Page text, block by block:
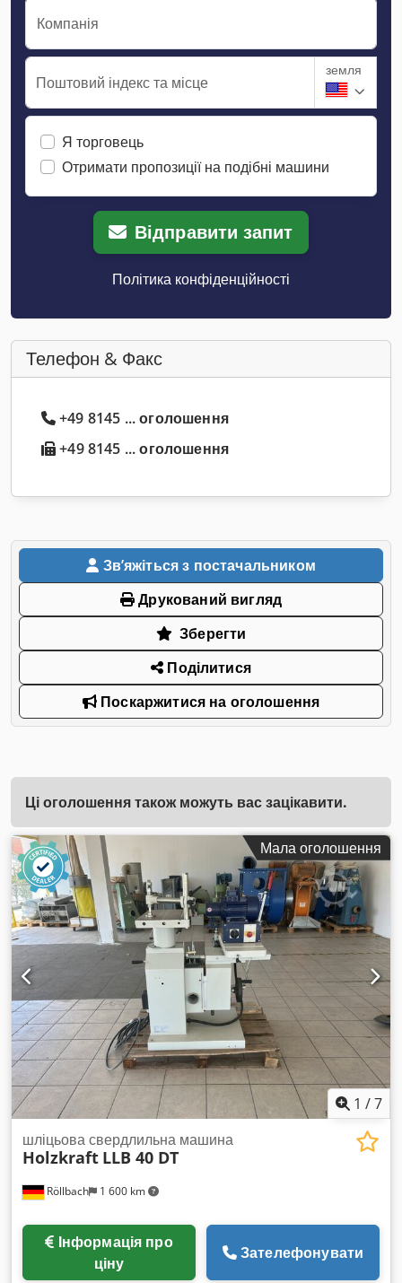
Компанія
Поштовий індекс та місце
земля
Я торговець
Отримати пропозиції на подібні машини
Відправити запит
Політика конфіденційності
Телефон & Факс
+49 8145 ... оголошення
+49 8145 ... оголошення
Звʼяжіться з постачальником
Друкований вигляд
Зберегти
Поділитися
Поскаржитися на оголошення
Ці оголошення також можуть вас зацікавити.
Мала оголошення
1 /7
Röllbach 1 600 km
шліцьова свердлильна машина
Holzkraft LLB 40 DT
ціну
Зателефонувати